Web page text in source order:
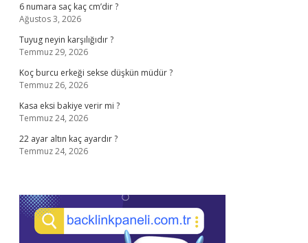
6 numara saç kaç cm’dir ?
Ağustos 3, 2026
Tuyug neyin karşılığıdır ?
Temmuz 29, 2026
Koç burcu erkeği sekse düşkün müdür ?
Temmuz 26, 2026
Kasa eksi bakiye verir mi ?
Temmuz 24, 2026
22 ayar altın kaç ayardır ?
Temmuz 24, 2026